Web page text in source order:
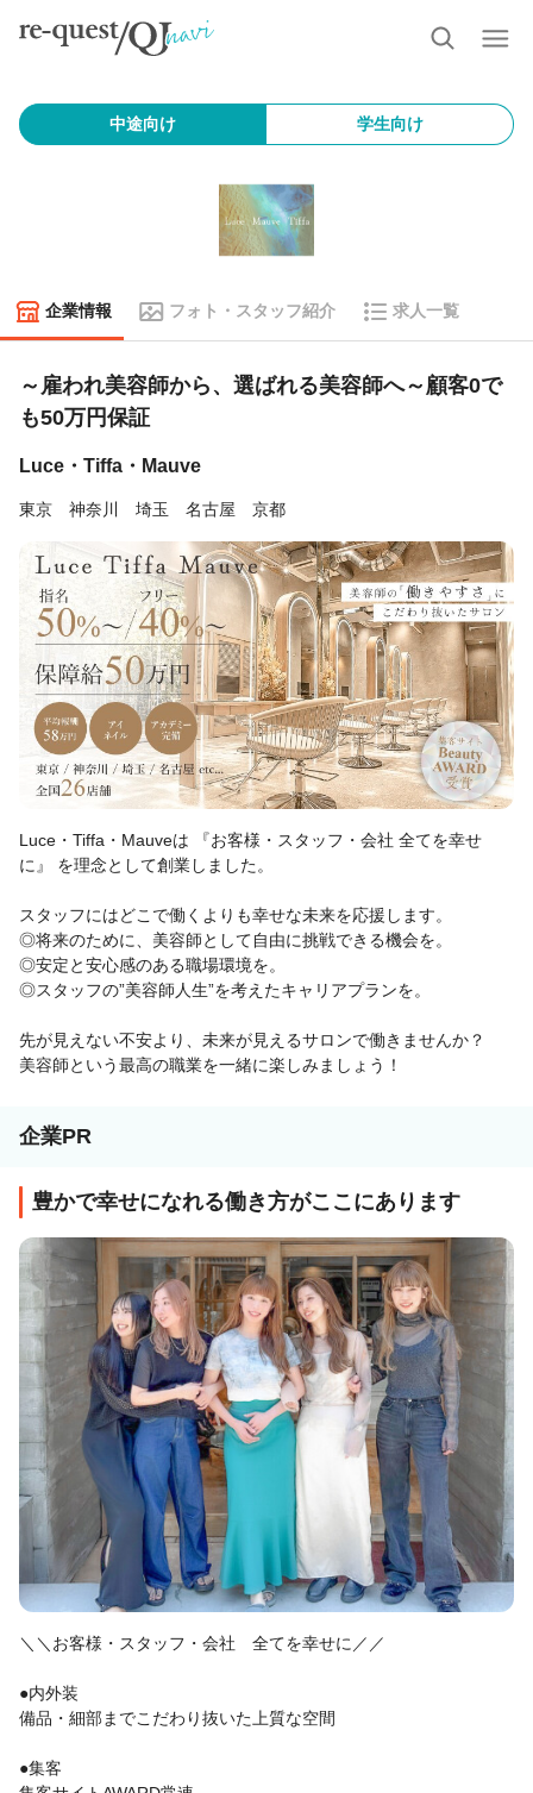
中途向け 学生向け
企業情報 フォト・スタッフ紹介 求人一覧
～雇われ美容師から、選ばれる美容師へ～顧客0で
も50万円保証
Luce・Tiffa・Mauve
東京 神奈川 埼玉 名古屋 京都
Luce・Tiffa・Mauveは 『お客様・スタッフ・会社 全てを幸せ
に』 を理念として創業しました。
スタッフにはどこで働くよりも幸せな未来を応援します。
◎将来のために、美容師として自由に挑戦できる機会を。
◎安定と安心感のある職場環境を。
◎スタッフの”美容師人生”を考えたキャリアプランを。
先が見えない不安より、未来が見えるサロンで働きませんか？
美容師という最高の職業を一緒に楽しみましょう！
企業PR
豊かで幸せになれる働き方がここにあります
＼＼お客様・スタッフ・会社 全てを幸せに／／
●内外装
備品・細部までこだわり抜いた上質な空間
●集客